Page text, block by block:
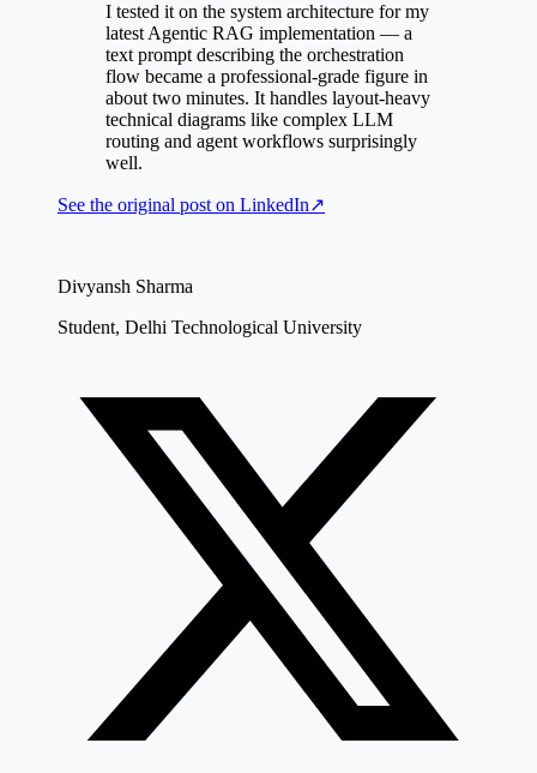
I tested it on the system architecture for my
latest Agentic RAG implementation — a
text prompt describing the orchestration
flow became a professional-grade figure in
about two minutes. It handles layout-heavy
technical diagrams like complex LLM
routing and agent workflows surprisingly
well.
See the original post on LinkedIn↗
Divyansh Sharma
Student, Delhi Technological University